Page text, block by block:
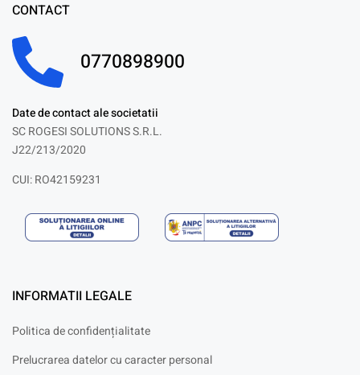
CONTACT
0770898900
Date de contact ale societatii
SC ROGESI SOLUTIONS S.R.L.
J22/213/2020
CUI: RO42159231
INFORMATII LEGALE
Politica de confidențialitate
Prelucrarea datelor cu caracter personal